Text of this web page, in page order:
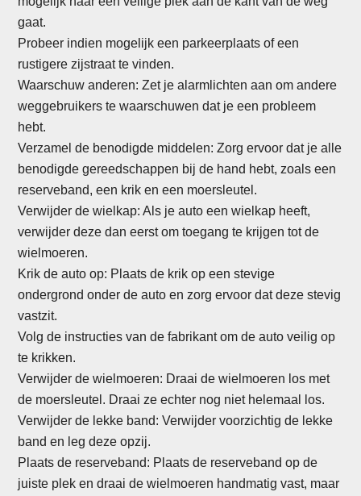
gaat.
Probeer indien mogelijk een parkeerplaats of een
rustigere zijstraat te vinden.
Waarschuw anderen: Zet je alarmlichten aan om andere
weggebruikers te waarschuwen dat je een probleem
hebt.
Verzamel de benodigde middelen: Zorg ervoor dat je alle
benodigde gereedschappen bij de hand hebt, zoals een
reserveband, een krik en een moersleutel.
Verwijder de wielkap: Als je auto een wielkap heeft,
verwijder deze dan eerst om toegang te krijgen tot de
wielmoeren.
Krik de auto op: Plaats de krik op een stevige
ondergrond onder de auto en zorg ervoor dat deze stevig
vastzit.
Volg de instructies van de fabrikant om de auto veilig op
te krikken.
Verwijder de wielmoeren: Draai de wielmoeren los met
de moersleutel. Draai ze echter nog niet helemaal los.
Verwijder de lekke band: Verwijder voorzichtig de lekke
band en leg deze opzij.
Plaats de reserveband: Plaats de reserveband op de
juiste plek en draai de wielmoeren handmatig vast, maar